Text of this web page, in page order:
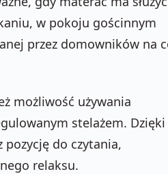
w pokoju gościnnym
przez domowników na
możliwość używania
stelażem. Dzięki
pozycję do czytania,
relaksu.